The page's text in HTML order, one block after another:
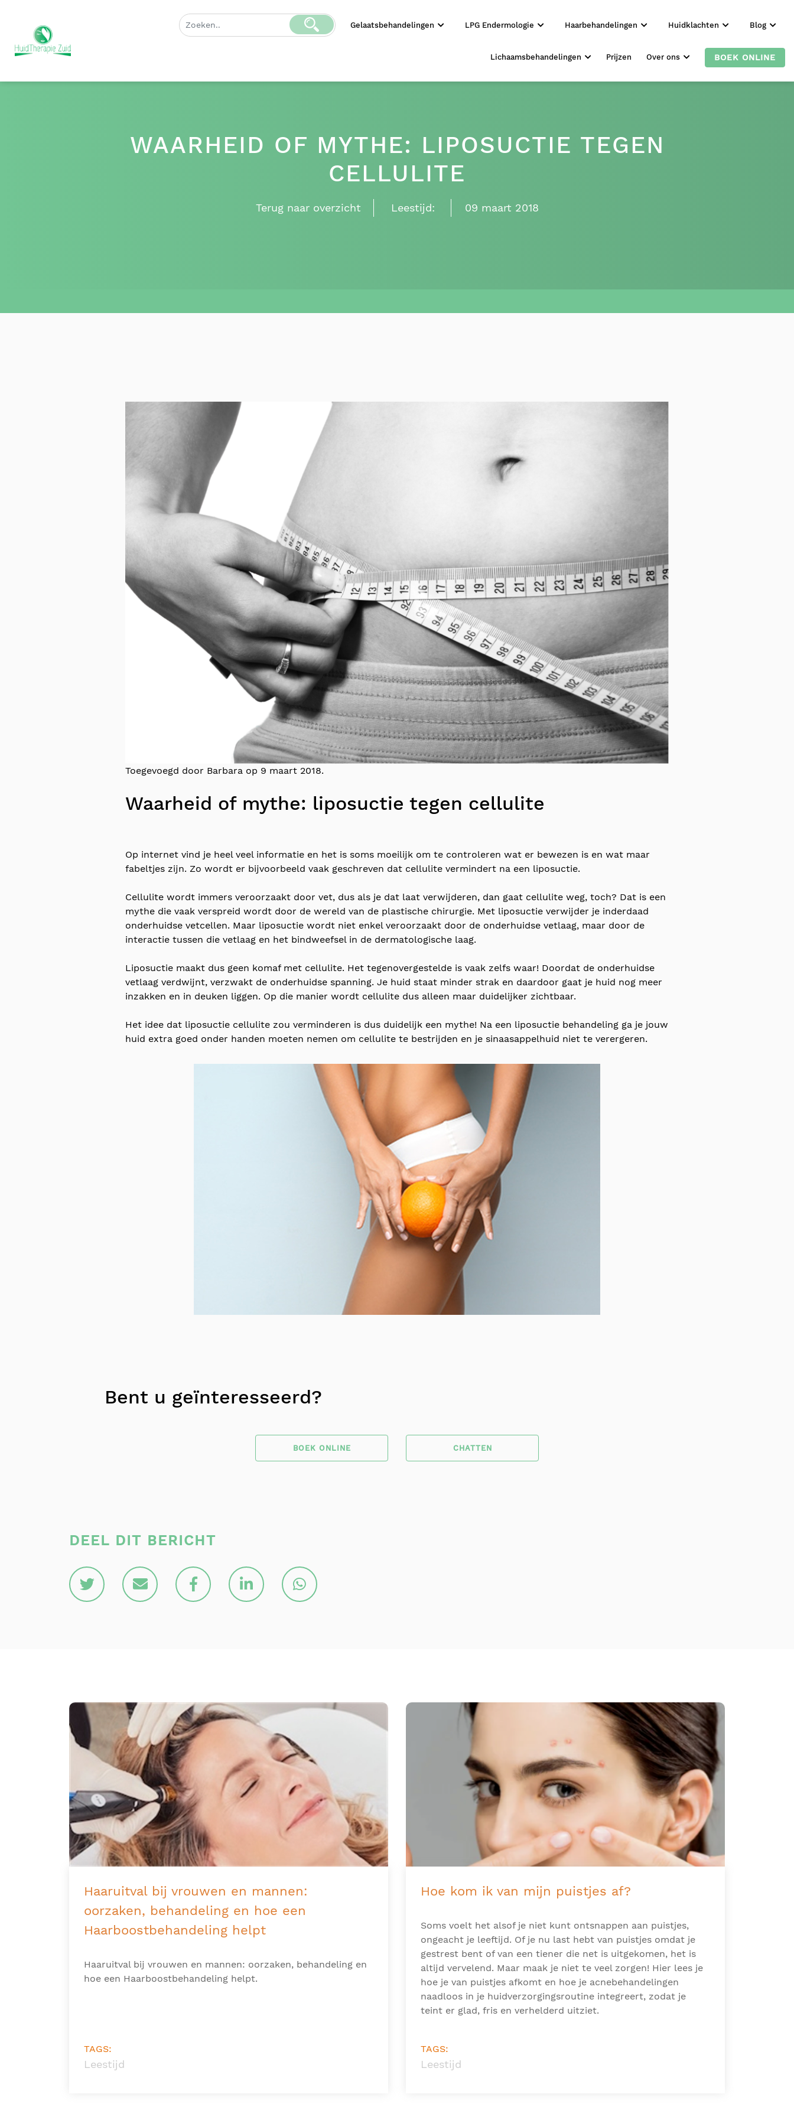
Gelaatsbehandelingen LPG Endermologie Haarbehandelingen Huidklachten Blog
Lichaamsbehandelingen Prijzen Over ons BOEK ONLINE
WAARHEID OF MYTHE: LIPOSUCTIE TEGEN
CELLULITE
Terug naar overzicht Leestijd: 09 maart 2018
Toegevoegd door Barbara op 9 maart 2018.
Waarheid of mythe: liposuctie tegen cellulite
Op internet vind je heel veel informatie en het is soms moeilijk om te controleren wat er bewezen is en wat maar
fabeltjes zijn. Zo wordt er bijvoorbeeld vaak geschreven dat cellulite vermindert na een liposuctie.
Cellulite wordt immers veroorzaakt door vet, dus als je dat laat verwijderen, dan gaat cellulite weg, toch? Dat is een
mythe die vaak verspreid wordt door de wereld van de plastische chirurgie. Met liposuctie verwijder je inderdaad
onderhuidse vetcellen. Maar liposuctie wordt niet enkel veroorzaakt door de onderhuidse vetlaag, maar door de
interactie tussen die vetlaag en het bindweefsel in de dermatologische laag.
Liposuctie maakt dus geen komaf met cellulite. Het tegenovergestelde is vaak zelfs waar! Doordat de onderhuidse
vetlaag verdwijnt, verzwakt de onderhuidse spanning. Je huid staat minder strak en daardoor gaat je huid nog meer
inzakken en in deuken liggen. Op die manier wordt cellulite dus alleen maar duidelijker zichtbaar.
Het idee dat liposuctie cellulite zou verminderen is dus duidelijk een mythe! Na een liposuctie behandeling ga je jouw
huid extra goed onder handen moeten nemen om cellulite te bestrijden en je sinaasappelhuid niet te verergeren.
Bent u geïnteresseerd?
BOEK ONLINE CHATTEN
DEEL DIT BERICHT
Haaruitval bij vrouwen en mannen:
oorzaken, behandeling en hoe een
Haarboostbehandeling helpt
Haaruitval bij vrouwen en mannen: oorzaken, behandeling en
hoe een Haarboostbehandeling helpt.
TAGS:
Leestijd
Hoe kom ik van mijn puistjes af?
Soms voelt het alsof je niet kunt ontsnappen aan puistjes,
ongeacht je leeftijd. Of je nu last hebt van puistjes omdat je
gestrest bent of van een tiener die net is uitgekomen, het is
altijd vervelend. Maar maak je niet te veel zorgen! Hier lees je
hoe je van puistjes afkomt en hoe je acnebehandelingen
naadloos in je huidverzorgingsroutine integreert, zodat je
teint er glad, fris en verhelderd uitziet.
TAGS:
Leestijd